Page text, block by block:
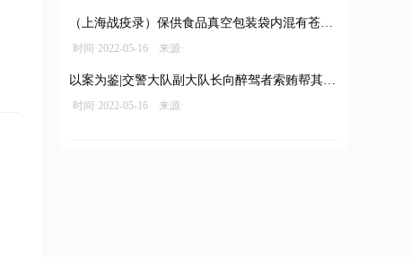
（上海战疫录）保供食品真空包装袋内混有苍蝇 经销商被立案调查拟罚款10万元
时间·2022-05-16 来源·
以案为鉴|交警大队副大队长向醉驾者索贿帮其脱罪
时间·2022-05-16 来源·